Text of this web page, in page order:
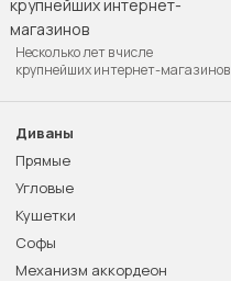
Несколько лет в числе
крупнейших интернет-магазинов
Диваны
Прямые
Угловые
Кушетки
Софы
Механизм аккордеон